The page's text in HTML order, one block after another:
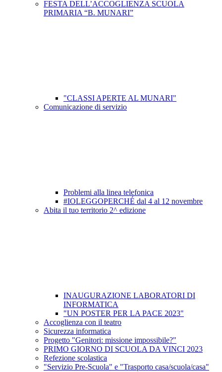
FESTA DELL’ACCOGLIENZA SCUOLA
PRIMARIA “B. MUNARI”
"CLASSI APERTE AL MUNARI"
Comunicazione di servizio
Problemi alla linea telefonica
#IOLEGGOPERCHÉ dal 4 al 12 novembre
Abita il tuo territorio 2^ edizione
INAUGURAZIONE LABORATORI DI
INFORMATICA
"UN POSTER PER LA PACE 2023"
Accoglienza con il teatro
Sicurezza informatica
Progetto "Genitori: missione impossibile?"
PRIMO GIORNO DI SCUOLA DA VINCI 2023
Refezione scolastica
"Servizio Pre-Scuola" e "Trasporto casa/scuola/casa"